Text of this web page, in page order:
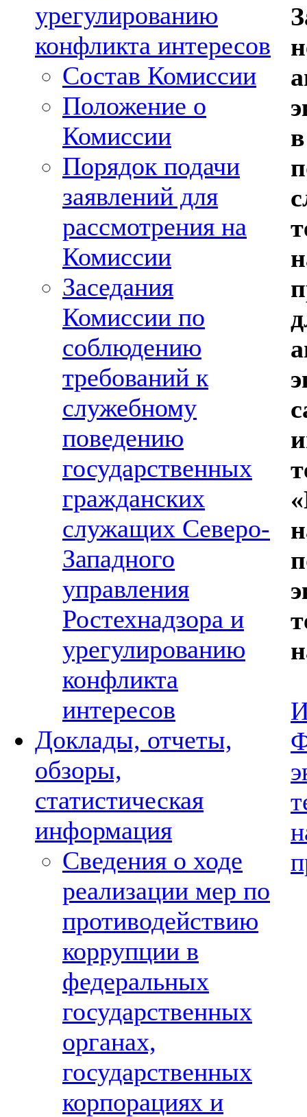
урегулированию
конфликта интересов
Состав Комиссии
Положение о
Комиссии
Порядок подачи
заявлений для
рассмотрения на
Комиссии
Заседания
Комиссии по
соблюдению
требований к
служебному
поведению
государственных
гражданских
служащих Северо-
Западного
управления
Ростехнадзора и
урегулированию
конфликта
интересов
Доклады, отчеты,
обзоры,
статистическая
информация
Сведения о ходе
реализации мер по
противодействию
коррупции в
федеральных
государственных
органах,
государственных
корпорациях и